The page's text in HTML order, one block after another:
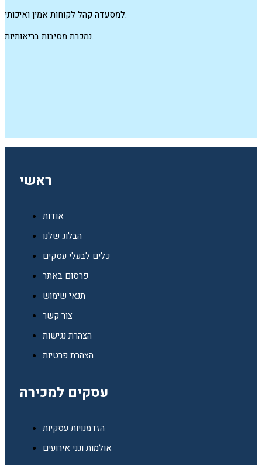
למסעדה קהל לקוחות אמין ואיכותי.
נמכרת מסיבות בריאותיות.
ראשי
אודות
הבלוג שלנו
כלים לבעלי עסקים
פרסום באתר
תנאי שימוש
צור קשר
הצהרת נגישות
הצהרת פרטיות
עסקים למכירה
הזדמנויות עסקיות
אולמות וגני אירועים